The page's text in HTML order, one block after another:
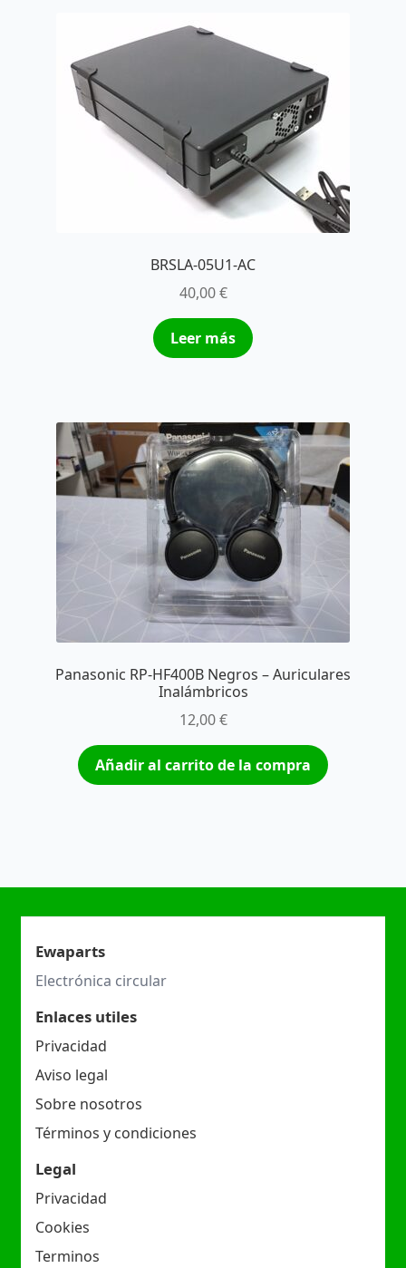
BRSLA-05U1-AC
40,00€
Leer más
Panasonic RP-HF400B Negros – Auriculares
Inalámbricos
12,00€
Añadir al carrito de la compra
Ewaparts
Electrónica circular
Enlaces utiles
Privacidad
Aviso legal
Sobre nosotros
Términos y condiciones
Legal
Privacidad
Cookies
Terminos